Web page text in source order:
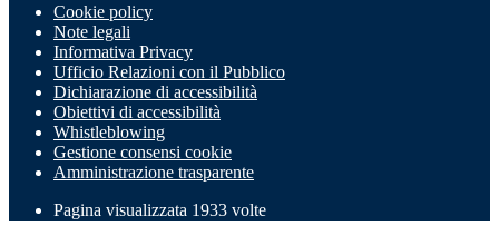
Cookie policy
Note legali
Informativa Privacy
Ufficio Relazioni con il Pubblico
Dichiarazione di accessibilità
Obiettivi di accessibilità
Whistleblowing
Gestione consensi cookie
Amministrazione trasparente
Pagina visualizzata 1933 volte